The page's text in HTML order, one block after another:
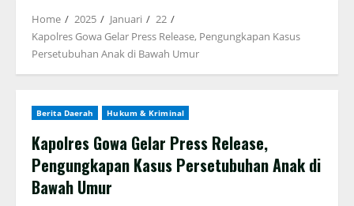
Home 2025 Januari
22
Kapolres Gowa Gelar Press Release, Pengungkapan Kasus
Persetubuhan Anak di Bawah Umur
Berita Daerah Hukum & Kriminal
Kapolres Gowa Gelar Press Release,
Pengungkapan Kasus Persetubuhan Anak di
Bawah Umur